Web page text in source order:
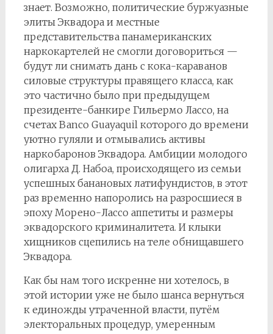
знает. Возможно, политические буржуазные
элиты Эквадора и местные
представительства панамериканских
наркокартелей не смогли договориться —
будут ли снимать дань с кока-караванов
силовые структуры правящего класса, как
это частично было при предыдущем
президенте-банкире Гильермо Лассо, на
счетах Banco Guayaquil которого до времени
уютно гуляли и отмывались активы
наркобаронов Эквадора. Амбиции молодого
олигарха Д. Набоа, происходящего из семьи
успешных банановых латифундистов, в этот
раз временно напоролись на разросшиеся в
эпоху Морено-Лассо аппетиты и размеры
эквадорского криминалитета. И клыки
хищников сцепились на теле обнищавшего
Эквадора.
Как бы нам того искренне ни хотелось, в
этой истории уже не было шанса вернуться
к единожды утраченной власти, путём
электоральных процедур, умеренным